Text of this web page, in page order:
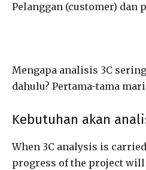
Pelanggan (customer) dan
Mengapa analisis 3C
dahulu? Pertama-tama
Kebutuhan akan
When 3C analysis is
progress of the project will